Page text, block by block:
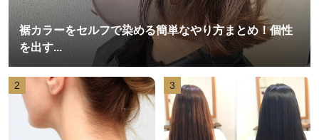
裾カラーをセルフで染める簡単なやり方まとめ！個性
を出す...
2 3